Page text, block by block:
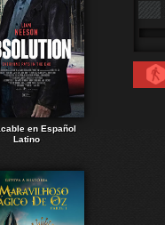
en Español
Latino